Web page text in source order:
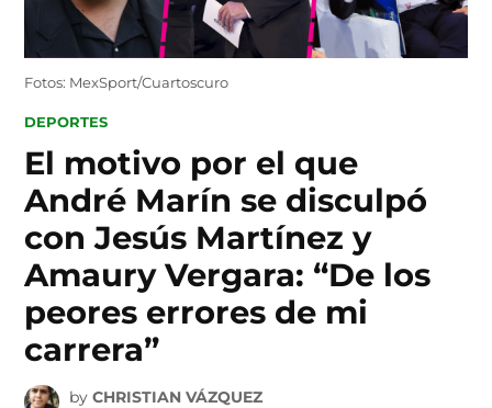
Fotos: MexSport/Cuartoscuro
POSTED
DEPORTES
El motivo por el que
André Marín se disculpó
con Jesús Martínez y
Amaury Vergara: “De los
peores errores de mi
carrera”
by CHRISTIAN VÁZQUEZ